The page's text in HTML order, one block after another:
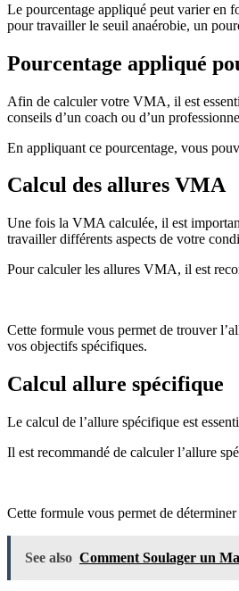
Le pourcentage appliqué peut varier en
pour travailler le seuil anaérobie, un
Pourcentage appliqué
Afin de calculer votre VMA, il est
conseils d’un coach ou d’un
En appliquant ce pourcentage, vous
Calcul des allures VMA
Une fois la VMA calculée, il est
travailler différents aspects de votre
Pour calculer les allures VMA, il est
Cette formule vous permet de trouver
vos objectifs spécifiques.
Calcul allure spécifique
Le calcul de l’allure spécifique est
Il est recommandé de calculer l’allure
Cette formule vous permet de
See also Comment Soulager un